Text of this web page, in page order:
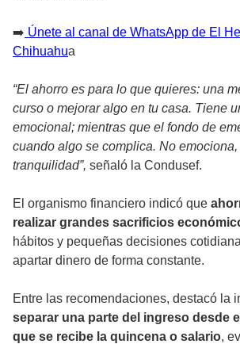
➡️ Únete al canal de WhatsApp de El
Chihuahua
“El ahorro es para lo que quieres: una
curso o mejorar algo en tu casa. Tiene
emocional; mientras que el fondo de
cuando algo se complica. No emociona,
tranquilidad”, señaló la Condusef.
El organismo financiero indicó que
realizar grandes sacrificios
hábitos y pequeñas decisiones
apartar dinero de forma constante.
Entre las recomendaciones, destacó la
separar una parte del ingreso desde
que se recibe la quincena o salario,